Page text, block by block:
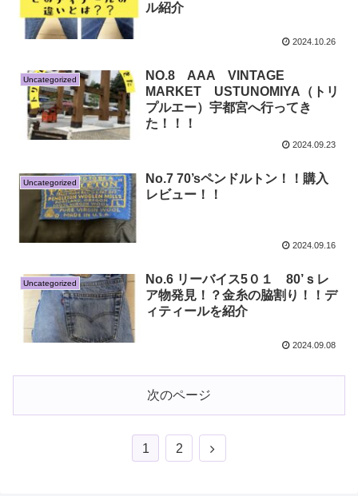
ル紹介
2024.10.26
Uncategorized
NO.8 AAA VINTAGE
MARKET USTUNOMIYA（トリ
プルエー）宇都宮へ行ってき
た！！！
2024.09.23
Uncategorized
No.7 70’sペンドルトン！！購入
レビュー！！
2024.09.16
Uncategorized
No.6 リーバイス5０１ 80’ｓレ
ア物発見！？金糸の脇割り！！デ
ィティールを紹介
2024.09.08
次のページ
1 2